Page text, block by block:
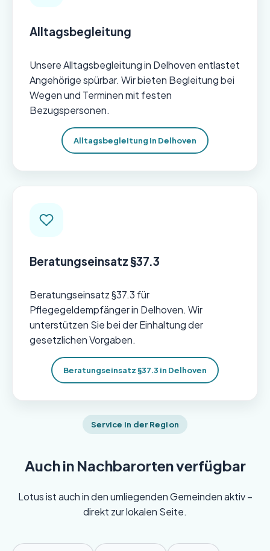
Alltagsbegleitung
Unsere Alltagsbegleitung in Delhoven entlastet
Angehörige spürbar. Wir bieten Begleitung bei
Wegen und Terminen mit festen
Bezugspersonen.
Alltagsbegleitung in Delhoven
Beratungseinsatz §37.3
Beratungseinsatz §37.3 für
Pflegegeldempfänger in Delhoven. Wir
unterstützen Sie bei der Einhaltung der
gesetzlichen Vorgaben.
Beratungseinsatz §37.3 in Delhoven
Service in der Region
Auch in Nachbarorten verfügbar
Lotus ist auch in den umliegenden Gemeinden aktiv –
direkt zur lokalen Seite.